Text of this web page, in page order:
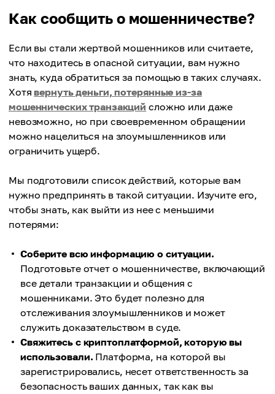
Как сообщить о мошенничестве?
Если вы стали жертвой мошенников или считаете,
что находитесь в опасной ситуации, вам нужно
знать, куда обратиться за помощью в таких случаях.
Хотявернуть деньги, потерянные из-за
мошеннических транзакций сложно или даже
невозможно, но при своевременном обращении
можно нацелиться на злоумышленников или
ограничить ущерб.
Мы подготовили список действий, которые вам
нужно предпринять в такой ситуации. Изучите его,
чтобы знать, как выйти из нее с меньшими
потерями:
Соберите всю информацию о ситуации.
Подготовьте отчет о мошенничестве, включающий
все детали транзакции и общения с
мошенниками. Это будет полезно для
отслеживания злоумышленников и может
служить доказательством в суде.
Свяжитесь с криптоплатформой, которую вы
использовали. Платформа, на которой вы
зарегистрировались, несет ответственность за
безопасность ваших данных, так как вы